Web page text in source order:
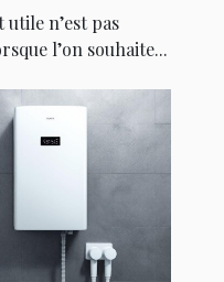
n’est pas
l’on souhaite...